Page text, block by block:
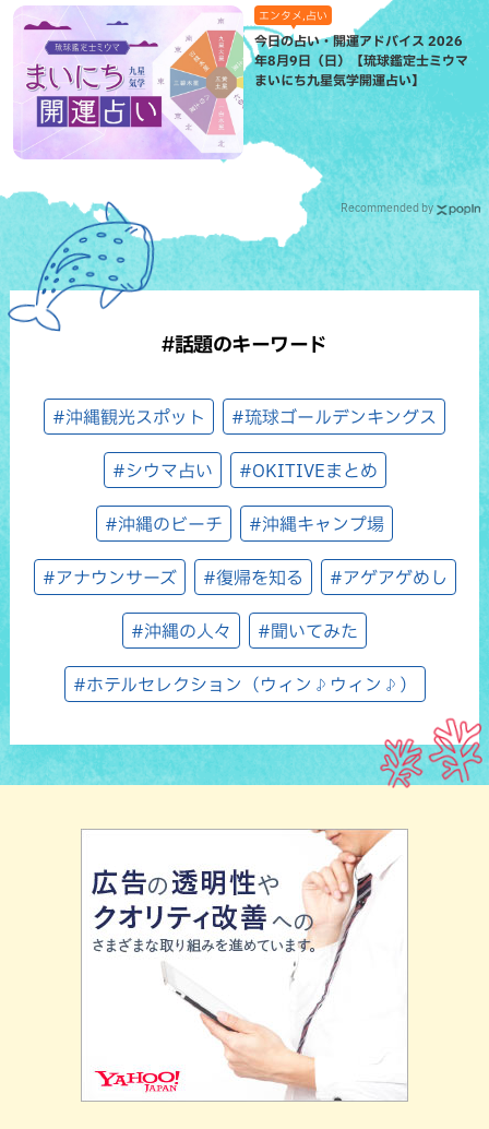
エンタメ,占い
今日の占い・開運アドバイス 2026
年8月9日（日）【琉球鑑定士ミウマ
まいにち九星気学開運占い】
Recommended by
#話題のキーワード
#沖縄観光スポット #琉球ゴールデンキングス
#シウマ占い #OKITIVEまとめ
#沖縄のビーチ #沖縄キャンプ場
#アナウンサーズ #復帰を知る #アゲアゲめし
#沖縄の人々 #聞いてみた
#ホテルセレクション（ウィン♪ウィン♪）